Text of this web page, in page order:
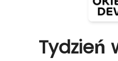
Tydzień